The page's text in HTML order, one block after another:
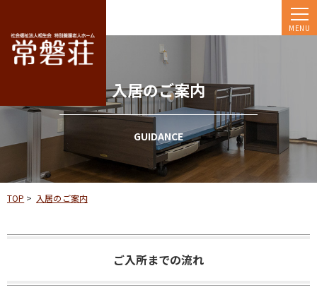
MENU
入居のご案内
GUIDANCE
TOP > 入居のご案内
ご入所までの流れ